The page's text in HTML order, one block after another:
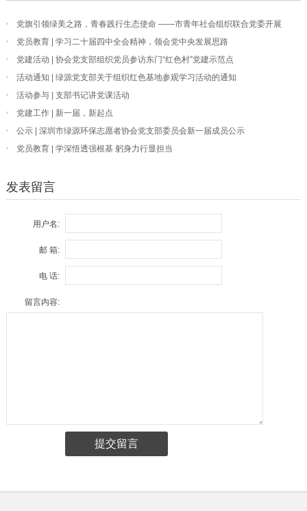
党旗引领绿美之路，青春践行生态使命 ——市青年社会组织联合党委开展
“我为深圳种棵树”主题党日活动
党员教育 | 学习二十届四中全会精神，领会党中央发展思路
党建活动 | 协会党支部组织党员参访东门“红色村”党建示范点
活动通知 | 绿源党支部关于组织红色基地参观学习活动的通知
活动参与 | 支部书记讲党课活动
党建工作 | 新一届，新起点
公示 | 深圳市绿源环保志愿者协会党支部委员会新一届成员公示
党员教育 | 学深悟透强根基 躬身力行显担当
发表留言
用户名:
邮 箱:
电 话:
留言内容: